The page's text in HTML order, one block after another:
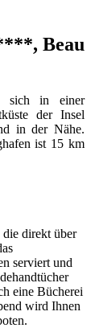
Beau
sich in einer
der Insel
in der Nähe.
ist 15 km
die direkt über
serviert und
eine Bücherei
wird Ihnen